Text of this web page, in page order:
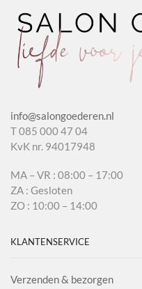
info@salongoederen.nl
T 085 000 47 04
KvK nr. 94017948
MA – VR : 08:00 – 17:00
ZA : Gesloten
ZO : 10:00 – 14:00
KLANTENSERVICE
Verzenden & bezorgen